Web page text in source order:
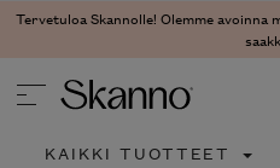
Tervetuloa Skannolle! Olemme avoinna
KAIKKI TUOTTEET